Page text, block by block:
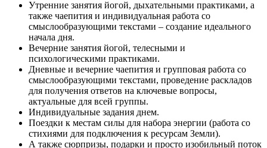
Утренние занятия йогой, дыхательными практиками, а
также чаепития и индивидуальная работа со
смыслообразующими текстами – создание идеального
начала дня.
Вечерние занятия йогой, телесными и
психологическими практиками.
Дневные и вечерние чаепития и групповая работа со
смыслообразующими текстами, проведение раскладов
для получения ответов на ключевые вопросы,
актуальные для всей группы.
Индивидуальные задания днем.
Поездки к местам силы для набора энергии (работа со
стихиями для подключения к ресурсам Земли).
А также сюрпризы, подарки и просто изобильный поток